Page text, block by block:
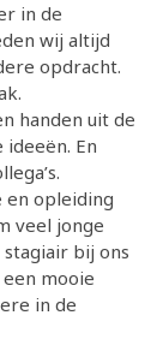
in de
wij altijd
opdracht.
handen uit de
En
en opleiding
veel jonge
stagiair bij ons
mooie
in de